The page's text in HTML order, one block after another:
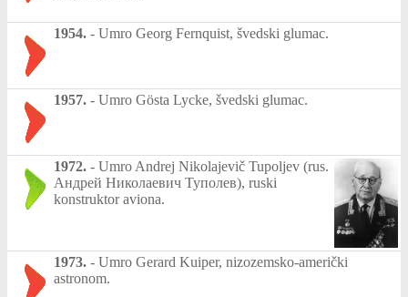
1954. - Umro Georg Fernquist, švedski glumac.
1957. - Umro Gösta Lycke, švedski glumac.
1972. - Umro Andrej Nikolajevič Tupoljev (rus.
Андрей Николаевич Туполев), ruski
konstruktor aviona.
1973. - Umro Gerard Kuiper, nizozemsko-američki
astronom.